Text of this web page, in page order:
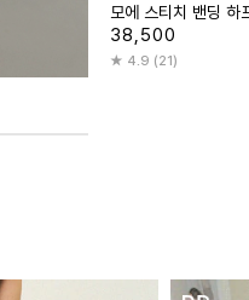
모에 스티치 밴딩 하
38,500
4.9 (21)